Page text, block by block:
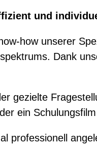
und
how unserer
Dank
gezielte
ein
professionell